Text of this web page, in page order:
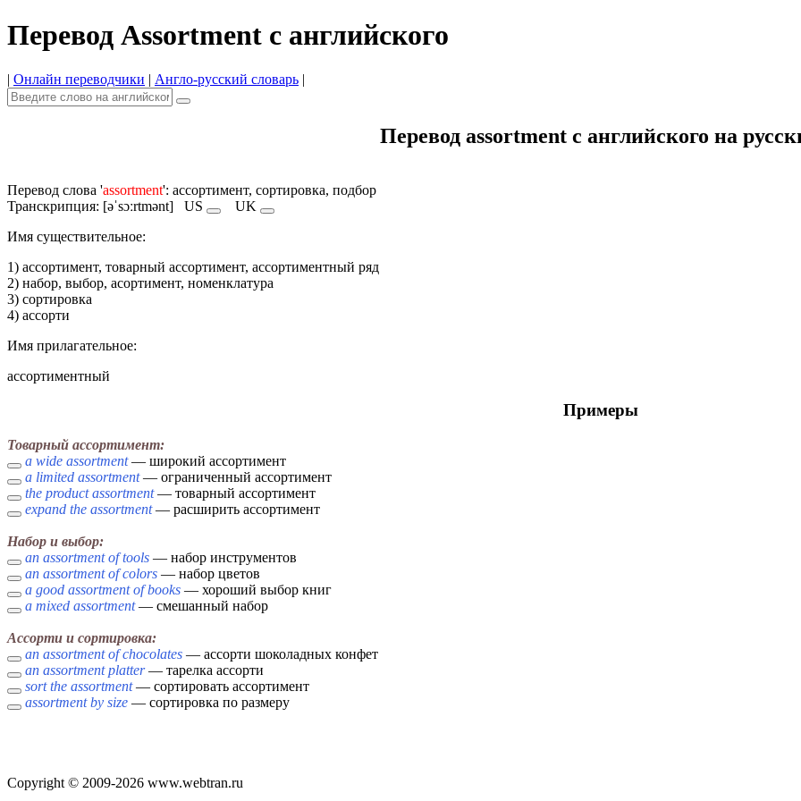
Перевод Assortment с английского
| Онлайн переводчики | Англо-русский словарь |
Перевод assortment с английского на
Перевод слова 'assortment': ассортимент, сортировка, подбор
Транскрипция: [əˈsɔːrtmənt] US
UK
Имя cуществительное:
1) ассортимент, товарный ассортимент, ассортиментный ряд
2) набор, выбор, асортимент, номенклатура
3) сортировка
4) ассорти
Имя прилагательное:
ассортиментный
Примеры
Товарный ассортимент:
a wide assortment— широкий ассортимент
a limited assortment— ограниченный ассортимент
the product assortment— товарный ассортимент
expand the assortment— расширить ассортимент
Набор и выбор:
an assortment of tools — набор инструментов
an assortment of colors — набор цветов
a good assortment of books — хороший выбор книг
a mixed assortment— смешанный набор
Ассорти и сортировка:
an assortment of chocolates — ассорти шоколадных конфет
an assortment platter— тарелка ассорти
sort the assortment— сортировать ассортимент
assortment by size — сортировка по размеру
Copyright © 2009-2026 www.webtran.ru